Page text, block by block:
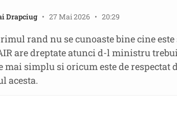
Drapciug • 27 Mai 2026 • 20:29
rand nu se cunoaste bine cine este
are dreptate atunci d-l ministru
mai simplu si oricum este de respectat
acesta.